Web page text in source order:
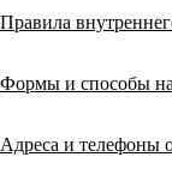
Правила
Формы и способы
Адреса и телефоны